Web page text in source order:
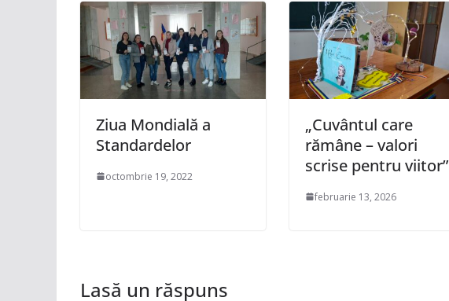
Ziua Mondială a
Standardelor
octombrie 19, 2022
„Cuvântul care
rămâne – valori
scrise pentru viitor”
februarie 13, 2026
Lasă un răspuns